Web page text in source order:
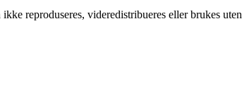
reproduseres, videredistribueres eller brukes